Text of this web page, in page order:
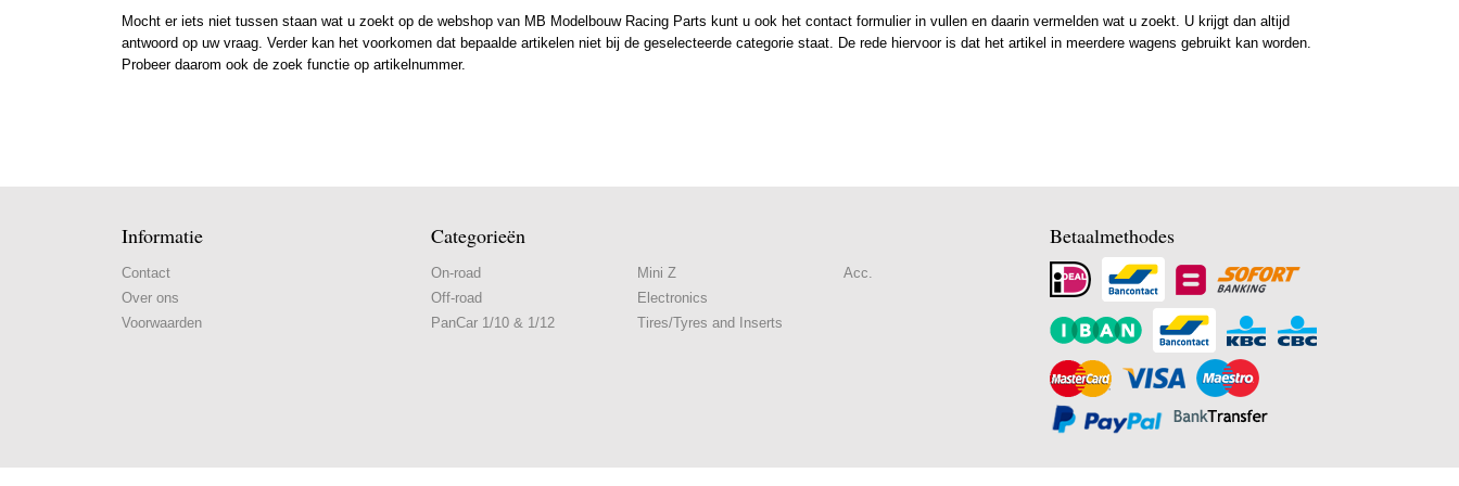
Mocht er iets niet tussen staan wat u zoekt op de webshop van MB Modelbouw Racing Parts kunt u ook het contact formulier in vullen en daarin vermelden wat u zoekt. U krijgt dan altijd
antwoord op uw vraag. Verder kan het voorkomen dat bepaalde artikelen niet bij de geselecteerde categorie staat. De rede hiervoor is dat het artikel in meerdere wagens gebruikt kan worden.
Probeer daarom ook de zoek functie op artikelnummer.
Informatie
Contact
Over ons
Voorwaarden
Categorieën
On-road
Off-road
PanCar 1/10 & 1/12
Mini Z
Electronics
Tires/Tyres and Inserts
Acc.
Betaalmethodes